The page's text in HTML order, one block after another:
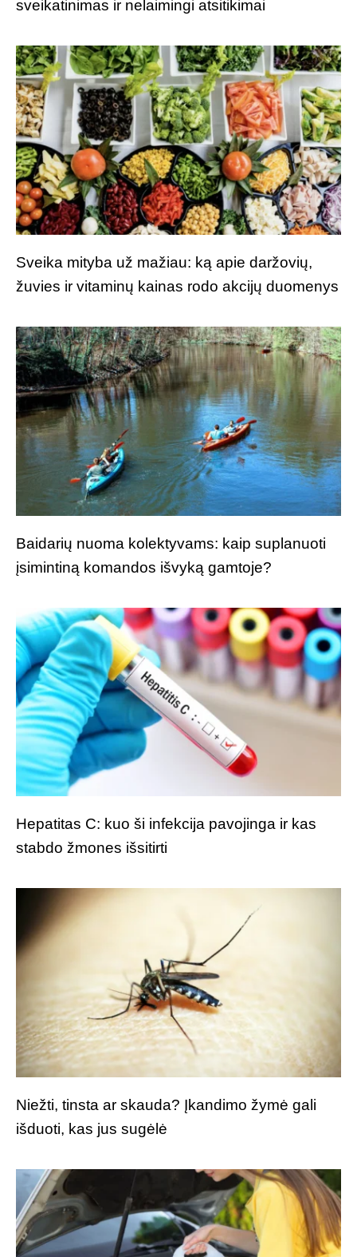
sveikatinimas ir nelaimingi atsitikimai
Sveika mityba už mažiau: ką apie daržovių,
žuvies ir vitaminų kainas rodo akcijų duomenys
Baidarių nuoma kolektyvams: kaip suplanuoti
įsimintiną komandos išvyką gamtoje?
Hepatitas C: kuo ši infekcija pavojinga ir kas
stabdo žmones išsitirti
Niežti, tinsta ar skauda? Įkandimo žymė gali
išduoti, kas jus sugėlė